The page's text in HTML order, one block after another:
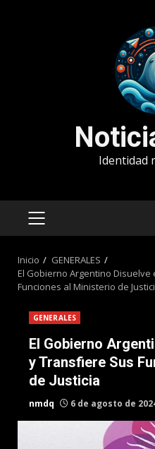
Identidad
MENÚ
Inicio
GENERALES
El Gobierno Argentino Disuelve
Funciones al Ministerio de
GENERALES
El Gobierno
y Transfiere Sus
de Justicia
nmdq 6 de agosto de